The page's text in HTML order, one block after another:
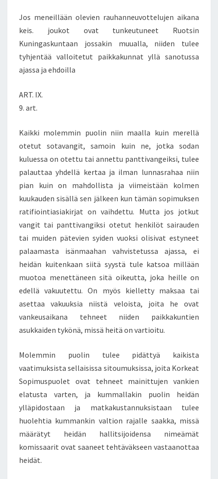
Jos meneillään olevien rauhanneuvottelujen aikana
keis. joukot ovat tunkeutuneet Ruotsin
Kuningaskuntaan jossakin muualla, niiden tulee
tyhjentää valloitetut paikkakunnat yllä sanotussa
ajassa ja ehdoilla
ART. IX.
9. art.
Kaikki molemmin puolin niin maalla kuin merellä
otetut sotavangit, samoin kuin ne, jotka sodan
kuluessa on otettu tai annettu panttivangeiksi, tulee
palauttaa yhdellä kertaa ja ilman lunnasrahaa niin
pian kuin on mahdollista ja viimeistään kolmen
kuukauden sisällä sen jälkeen kun tämän sopimuksen
ratifiointiasiakirjat on vaihdettu. Mutta jos jotkut
vangit tai panttivangiksi otetut henkilöt sairauden
tai muiden pätevien syiden vuoksi olisivat estyneet
palaamasta isänmaahan vahvistetussa ajassa, ei
heidän kuitenkaan siitä syystä tule katsoa millään
muotoa menettäneen sitä oikeutta, joka heille on
edellä vakuutettu. On myös kielletty maksaa tai
asettaa vakuuksia niistä veloista, joita he ovat
vankeusaikana tehneet niiden paikkakuntien
asukkaiden tykönä, missä heitä on vartioitu.
Molemmin puolin tulee pidättyä kaikista
vaatimuksista sellaisissa sitoumuksissa, joita Korkeat
Sopimuspuolet ovat tehneet mainittujen vankien
elatusta varten, ja kummallakin puolin heidän
ylläpidostaan ja matkakustannuksistaan tulee
huolehtia kummankin valtion rajalle saakka, missä
määrätyt heidän hallitsijoidensa nimeämät
komissaarit ovat saaneet tehtäväkseen vastaanottaa
heidät.